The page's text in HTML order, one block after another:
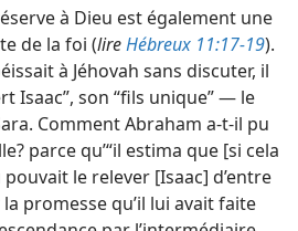
à Dieu est également une
de la foi (lireHébreux 11:17-19).
à Jéhovah sans discuter, il
Isaac”, son “fils unique” — le
Comment Abraham a-​t-​il pu
parce qu’“il estima que [si cela
le relever [Isaac] d’entre
promesse qu’il lui avait faite